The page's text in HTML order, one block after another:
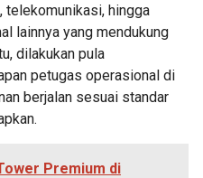
telekomunikasi, hingga
lainnya yang mendukung
dilakukan pula
petugas operasional di
berjalan sesuai standar
Premium di